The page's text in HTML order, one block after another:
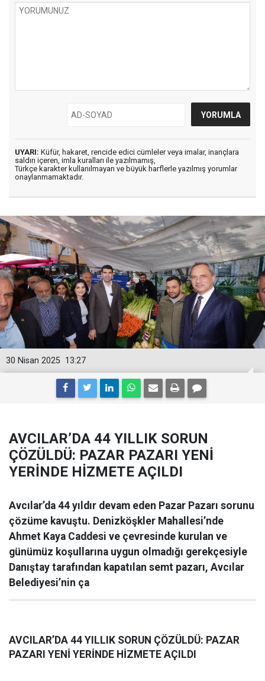
UYARI: Küfür, hakaret, rencide edici cümleler veya imalar, inançlara
saldırı içeren, imla kuralları ile yazılmamış,
Türkçe karakter kullanılmayan ve büyük harflerle yazılmış yorumlar
onaylanmamaktadır.
13:27
30 Nisan 2025
AVCILAR’DA 44 YILLIK SORUN
ÇÖZÜLDÜ: PAZAR PAZARI YENİ
YERİNDE HİZMETE AÇILDI
Avcılar’da 44 yıldır devam eden Pazar Pazarı sorunu
çözüme kavuştu. Denizköşkler Mahallesi’nde
Ahmet Kaya Caddesi ve çevresinde kurulan ve
günümüz koşullarına uygun olmadığı gerekçesiyle
Danıştay tarafından kapatılan semt pazarı, Avcılar
Belediyesi’nin ça
AVCILAR’DA 44 YILLIK SORUN ÇÖZÜLDÜ: PAZAR
PAZARI YENİ YERİNDE HİZMETE AÇILDI